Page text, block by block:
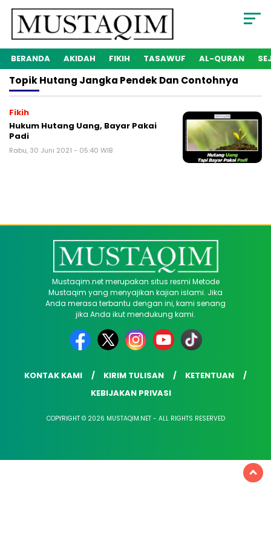
BERANDA AKIDAH FIKIH TASAWUF AL-QURAN
TopikHutang Jangka Pendek Dan Contohnya
Fikih
Hukum Hutang Uang, Bayar Pakai
Padi
Rabu, 30 Juni 2021 - 05:40 WIB
Mustaqim.net merupakan situs resmi Metode
Mustaqim yang menyajikan kajian islami. Jika
Anda merasa terbantu dengan ini, kami senang
jika Anda ikut mendukung kami.
KONTAK KAMI KIRIM TULISAN
KETENTUAN
KEBIJAKAN PRIVASI
COPYRIGHT © 2026 MUSTAQIM.NET - ALL RIGHTS RESERVED